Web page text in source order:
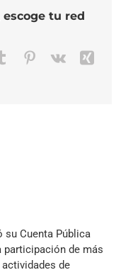
tu red
TumblrPinterest
Vk
su Cuenta Pública
participación de más
de